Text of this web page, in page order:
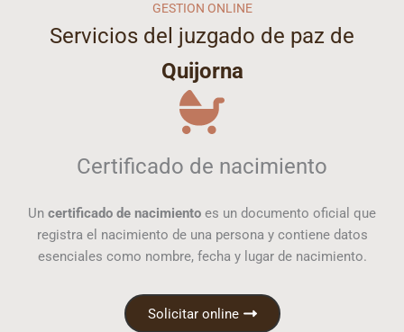
GESTION ONLINE
Servicios del juzgado de paz de
Quijorna
Certificado de nacimiento
Un certificado de nacimiento es un documento oficial que
registra el nacimiento de una persona y contiene datos
esenciales como nombre, fecha y lugar de nacimiento.
Solicitar online